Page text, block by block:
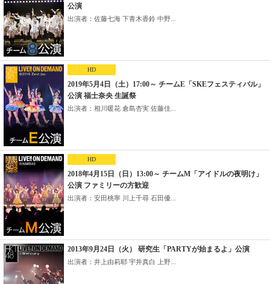
公演
出演者：佐藤七海 下青木香鈴 中野...
HD
2019年5月4日（土）17:00～ チームE「SKEフェスティバル」
公演 福士奈央 生誕祭
出演者：相川暖花 倉島杏実 佐藤佳...
HD
2018年4月15日（日）13:00～ チームM「アイドルの夜明け」
公演 ファミリーの方歓迎
出演者：安田桃寧 川上千尋 石田優...
2013年9月24日（火） 研究生「PARTYが始まるよ」公演
出演者：井上由莉耶 宇井真白 上野...